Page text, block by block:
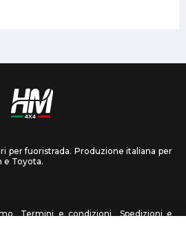
per fuoristrada. Produzione italiana per
e Toyota.
Termini e condizioni
Spedizioni e